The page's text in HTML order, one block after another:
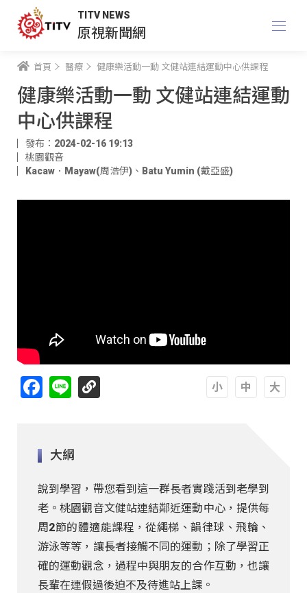
TITV NEWS
原視新聞網
首頁 醫療 健康樂活動一動 文健站連結運動中心供課程
健康樂活動一動 文健站連結運動
中心供課程
發布：2024-02-16 19:13
桃園觀音
Kacaw．Mayaw(周浩伊) 、 Batu Yumin (戴亞盛)
Facebook
Line
大綱
說到學習，帶您看到這一群長者實踐活到老學到
老。桃園觀音文健站連結鄰近運動中心，提供每
周2節的體適能課程，從繩梯、韻律球、飛輪、
游泳等等，讓長者接觸不同的運動；除了學習正
確的運動觀念，過程中與朋友的合作互動，也讓
長輩在連假過後迫不及待進站上課。